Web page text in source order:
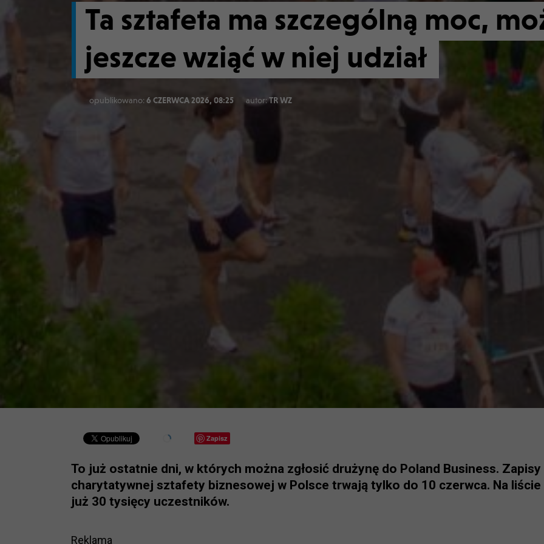
Ta sztafeta ma szczególną moc,
jeszcze wziąć w niej udział
opublikowano: 6 CZERWCA 2026, 08:25 autor:TR WZ
Zapisz
To już ostatnie dni, w których można zgłosić drużynę do Poland Business.
charytatywnej sztafety biznesowej w Polsce trwają tylko do 10 czerwca. Na
już 30 tysięcy uczestników.
Reklama